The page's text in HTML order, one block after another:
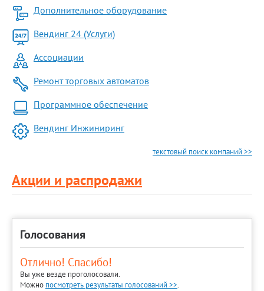
Дополнительное оборудование
Вендинг 24 (Услуги)
Ассоциации
Ремонт торговых автоматов
Программное обеспечение
Вендинг Инжиниринг
текстовый поиск компаний >>
Акции и распродажи
Голосования
Отлично! Спасибо!
Вы уже везде проголосовали.
Можно посмотреть результаты голосований >>.